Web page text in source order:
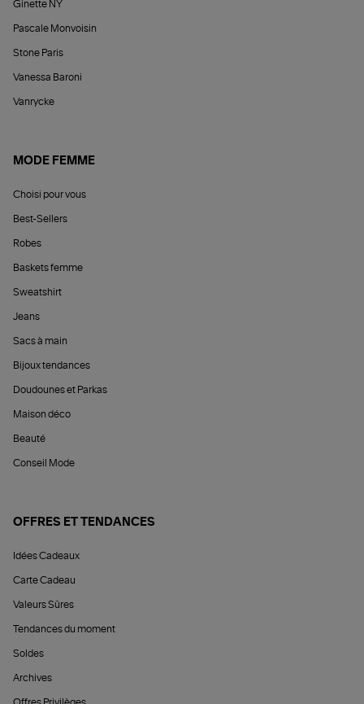
Ginette NY
Pascale Monvoisin
Stone Paris
Vanessa Baroni
Vanrycke
MODE FEMME
Choisi pour vous
Best-Sellers
Robes
Baskets femme
Sweatshirt
Jeans
Sacs à main
Bijoux tendances
Doudounes et Parkas
Maison déco
Beauté
Conseil Mode
OFFRES ET TENDANCES
Idées Cadeaux
Carte Cadeau
Valeurs Sûres
Tendances du moment
Soldes
Archives